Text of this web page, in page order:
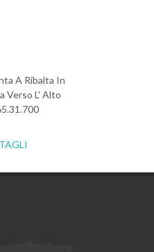
A Ribalta In
Verso L' Alto